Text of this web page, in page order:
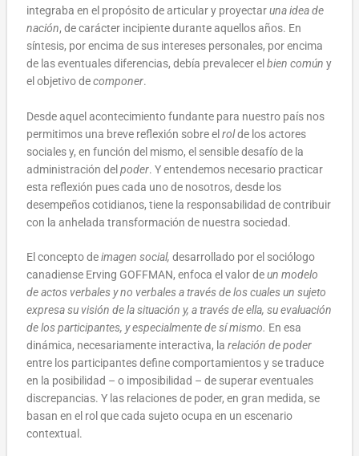
integraba en el propósito de articular y proyectaruna idea de
nación, de carácter incipiente durante aquellos años. En
síntesis, por encima de sus intereses personales, por encima
de las eventuales diferencias, debía prevalecer elbien común y
el objetivo decomponer.
Desde aquel acontecimiento fundante para nuestro país nos
permitimos una breve reflexión sobre elrolde los actores
sociales y, en función del mismo, el sensible desafío de la
administración delpoder. Y entendemos necesario practicar
esta reflexión pues cada uno de nosotros, desde los
desempeños cotidianos, tiene la responsabilidad de contribuir
con la anhelada transformación de nuestra sociedad.
El concepto deimagen social,desarrollado por el sociólogo
canadiense Erving GOFFMAN, enfoca el valor deun modelo
de actos verbales y no verbales a través de los cuales un sujeto
expresa su visión de la situación y, a través de ella, su evaluación
de los participantes, y especialmente de sí mismo. En esa
dinámica, necesariamente interactiva, larelación de poder
entre los participantes define comportamientos y se traduce
en la posibilidad – o imposibilidad – de superar eventuales
discrepancias. Y las relaciones de poder, en gran medida, se
basan en el rol que cada sujeto ocupa en un escenario
contextual.